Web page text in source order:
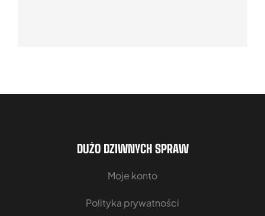
DUŻO DZIWNYCH SPRAW
Moje konto
Polityka prywatności